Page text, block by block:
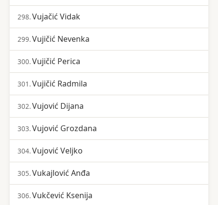
298.Vujačić Vidak
299.Vujičić Nevenka
300.Vujičić Perica
301.Vujičić Radmila
302.Vujović Dijana
303.Vujović Grozdana
304.Vujović Veljko
305.Vukajlović Anđa
306.Vukčević Ksenija